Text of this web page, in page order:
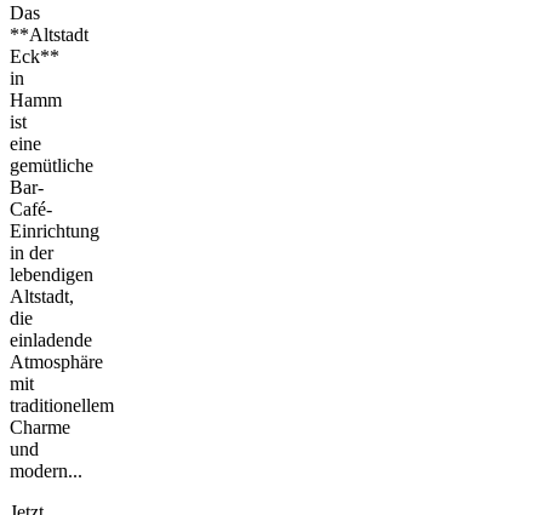
Das
**Altstadt
Eck**
in
Hamm
ist
eine
gemütliche
Bar-
Café-
Einrichtung
in der
lebendigen
Altstadt,
die
einladende
Atmosphäre
mit
traditionellem
Charme
und
modern...